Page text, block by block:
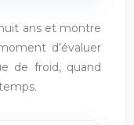
ans et montre
d’évaluer
de froid, quand